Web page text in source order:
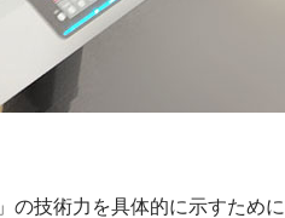
」の技術力を具体的に示すため